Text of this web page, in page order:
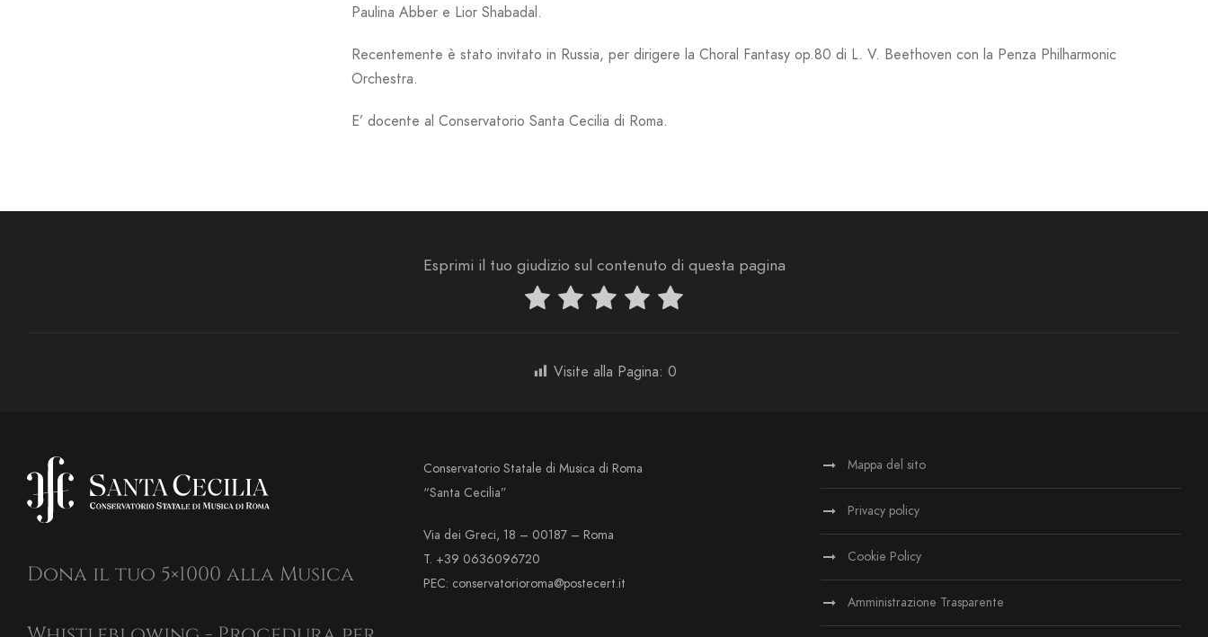
Paulina Abber e Lior Shabadal.
Recentemente è stato invitato in Russia, per dirigere la Choral Fantasy op.80 di L. V. Beethoven con la Penza Philharmonic
Orchestra.
E’ docente al Conservatorio Santa Cecilia di Roma.
Esprimi il tuo giudizio sul contenuto di questa pagina
Visite alla Pagina: 0
Dona il tuo 5×1000 alla Musica
Conservatorio Statale di Musica di Roma
“Santa Cecilia”
Via dei Greci, 18 – 00187 – Roma
T. +39 0636096720
PEC: conservatorioroma@postecert.it
Mappa del sito
Privacy policy
Cookie Policy
Amministrazione Trasparente